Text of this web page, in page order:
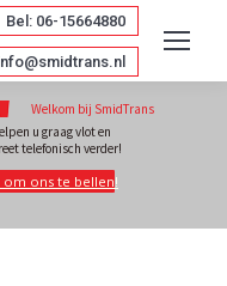
Bel: 06-15664880
Welkom bij SmidTrans
u graag vlot en
telefonisch verder!
om ons te bellen!